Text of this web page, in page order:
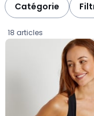
Catégorie
18 articles